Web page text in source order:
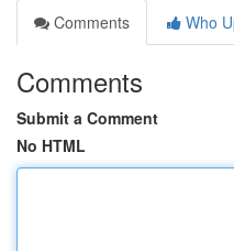
Comments
Who
Comments
Submit a Comment
No HTML